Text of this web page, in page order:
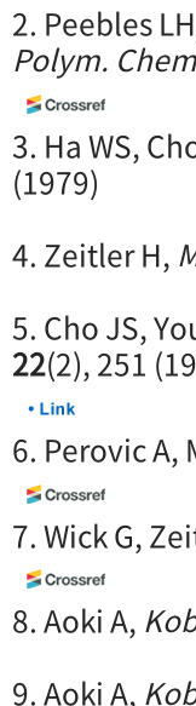
2. Peebles
Polym.
3. Ha WS,
(1979)
4. Zeitler H,
5. Cho JS,
22(2), 251
6. Perovic A,
7. Wick G,
8. Aoki A,
9. Aoki A,